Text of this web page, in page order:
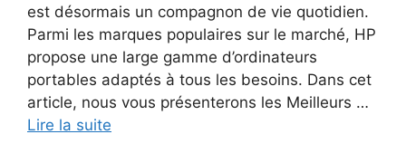
est désormais un compagnon de vie quotidien.
Parmi les marques populaires sur le marché, HP
propose une large gamme d’ordinateurs
portables adaptés à tous les besoins. Dans cet
article, nous vous présenterons les Meilleurs …
Lire la suite